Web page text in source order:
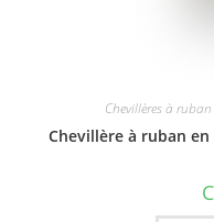
Chevillères à
Chevillère à ruban en